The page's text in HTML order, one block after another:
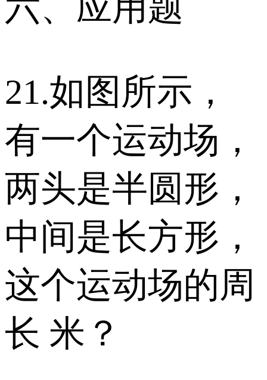
21.如图所示，
有一个运动场，
两头是半圆形，
中间是长方形，
这个运动场的周
长 米？